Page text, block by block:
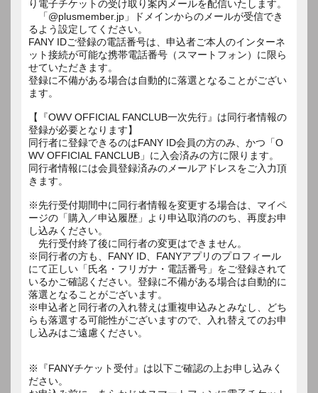
り電子チケットの受け取り案内メールを配信いたします。
「@plusmember.jp」ドメインからのメールが受信でき
るよう設定してください。
FANY IDご登録の電話番号は、申込者ご本人のインターネ
ット接続が可能な携帯電話番号（スマートフォン）に限ら
せていただきます。
登録に不備がある場合は自動的に落選となることがござい
ます。
【『OWV OFFICIAL FANCLUB一次先行』は同行者情報の
登録が必要となります】
同行者に登録できるのはFANY ID会員の方のみ、かつ「O
WV OFFICIAL FANCLUB」に入会済みの方に限ります。
同行者情報には会員登録済みのメールアドレスをご入力頂
きます。
※先行受付期間中に同行者情報を変更する場合は、マイペ
ージの「購入／申込履歴」より申込取消ののち、再度お申
し込みください。
先行受付終了後に同行者の変更はできません。
※同行者の方も、FANY ID、FANYアプリのプロフィール
にて正しい「氏名・フリガナ・電話番号」をご登録されて
いるかご確認ください。登録に不備がある場合は自動的に
落選となることがございます。
※申込者と同行者の入れ替えは重複申込みとみなし、どち
らも落選する可能性がございますので、入れ替えてのお申
し込みはご遠慮ください。
※『FANYチケット受付』は以下ご確認の上お申し込みく
ださい。